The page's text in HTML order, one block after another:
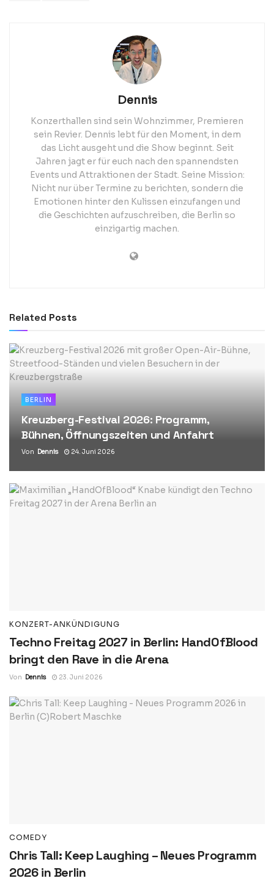
Dennis
Konzerthallen sind sein Wohnzimmer, Premieren
sein Revier. Dennis lebt für den Moment, in dem
das Licht ausgeht und die Show beginnt. Seit
Jahren jagt er für euch nach den spannendsten
Events und Attraktionen der Stadt. Seine Mission:
Nicht nur über Termine zu berichten, sondern die
Emotionen hinter den Kulissen einzufangen und
die Geschichten aufzuschreiben, die Berlin so
einzigartig machen.
Related Posts
BERLIN
Kreuzberg-Festival 2026: Programm,
Bühnen, Öffnungszeiten und Anfahrt
Von Dennis 24. Juni 2026
KONZERT-ANKÜNDIGUNG
Techno Freitag 2027 in Berlin: HandOfBlood
bringt den Rave in die Arena
Von Dennis 23. Juni 2026
COMEDY
Chris Tall: Keep Laughing – Neues Programm
2026 in Berlin